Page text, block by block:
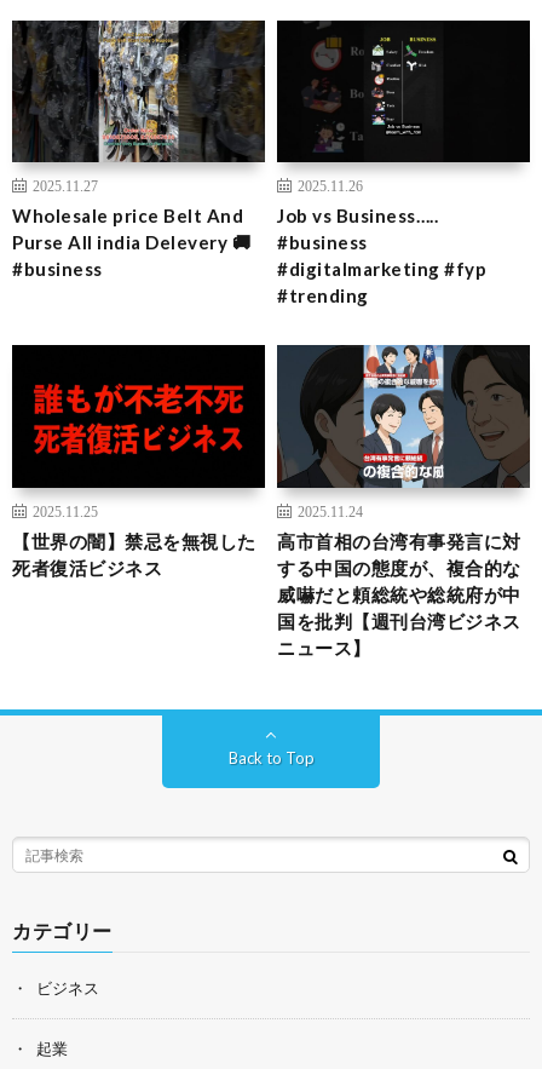
2025.11.27
Wholesale price Belt And
Purse All india Delevery 🚚
#business
2025.11.26
Job vs Business…..
#business
#digitalmarketing #fyp
#trending
2025.11.25
【世界の闇】禁忌を無視した
死者復活ビジネス
2025.11.24
高市首相の台湾有事発言に対
する中国の態度が、複合的な
威嚇だと頼総統や総統府が中
国を批判【週刊台湾ビジネス
ニュース】
Back to Top
カテゴリー
ビジネス
起業